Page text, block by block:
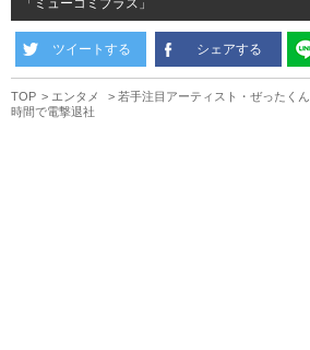
「ミューコミプラス」
ツイートする シェアする
TOP エンタメ
若手注目アーティスト・ぜったく
時間で電撃退社